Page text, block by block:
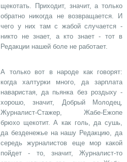
щекотать. Приходит, значит, а только
обратно никогда не возвращается. И
чего у них там с жабой случается -
никто не знает, а кто знает - тот в
Редакции нашей боле не работает.
А только вот в народе как говорят:
когда халтурки много, да зарплата
наваристая, да пьянка без роздыху -
хорошо, значит, Добрый Молодец,
Журналист-Стажер, Жабе-Ежопе
брюхо щекотит. А как голь, да сушь,
да безденежье на нашу Редакцию, да
середь журналистов еще мор какой
пойдет - то, значит, Журналист-то